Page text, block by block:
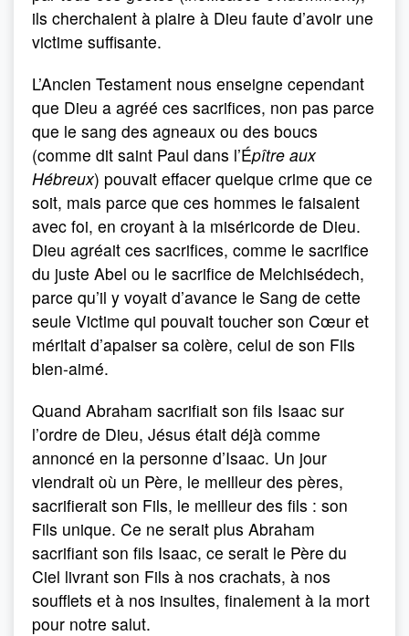
ils cherchaient à plaire à Dieu faute d’avoir une
victime suffisante.
L’Ancien Testament nous enseigne cependant
que Dieu a agréé ces sacrifices, non pas parce
que le sang des agneaux ou des boucs
(comme dit saint Paul dans l’Épître aux
Hébreux) pouvait effacer quelque crime que ce
soit, mais parce que ces hommes le faisaient
avec foi, en croyant à la miséricorde de Dieu.
Dieu agréait ces sacrifices, comme le sacrifice
du juste Abel ou le sacrifice de Melchisédech,
parce qu’il y voyait d’avance le Sang de cette
seule Victime qui pouvait toucher son Cœur et
méritait d’apaiser sa colère, celui de son Fils
bien-aimé.
Quand Abraham sacrifiait son fils Isaac sur
l’ordre de Dieu, Jésus était déjà comme
annoncé en la personne d’Isaac. Un jour
viendrait où un Père, le meilleur des pères,
sacrifierait son Fils, le meilleur des fils : son
Fils unique. Ce ne serait plus Abraham
sacrifiant son fils Isaac, ce serait le Père du
Ciel livrant son Fils à nos crachats, à nos
soufflets et à nos insultes, finalement à la mort
pour notre salut.